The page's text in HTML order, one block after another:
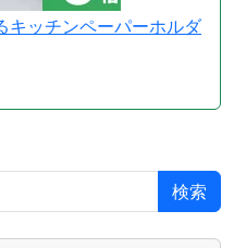
キッチンペーパーホルダ
検索